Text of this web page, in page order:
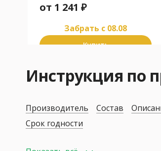
от 1 241 ₽
Забрать c 08.08
Купить
Инструкция
Производитель Состав
Срок годности